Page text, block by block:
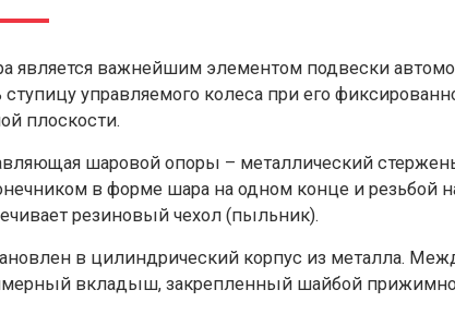
является важнейшим элементом подвески
ступицу управляемого колеса при его
плоскости.
шаровой опоры – металлический
в форме шара на одном конце и резьбой
резиновый чехол (пыльник).
в цилиндрический корпус из металла.
вкладыш, закрепленный шайбой